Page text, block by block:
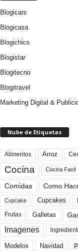
Blogicars
Blogicasa
Blogichics
Blogistar
Blogitecno
Blogitravel
Marketing Digital &
Nube de Etiquetas
Alimentos Arroz
Cocina Cocina Facil
Comidas
Como
Cupcake Cupcakes
Frutas Galletas
Imagenes
Modelos Navidad